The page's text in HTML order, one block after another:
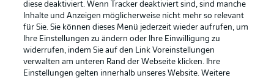
Datenschutz Nutzungsbedingungen
Kontakt Jobs
Impressum Partner
Spieler Liveticker
diese deaktiviert. Wenn Tracker deaktiviert sind, sind manche
Inhalte und Anzeigen möglicherweise nicht mehr so relevant
für Sie. Sie können dieses Menü jederzeit wieder aufrufen, um
Ihre Einstellungen zu ändern oder Ihre Einwilligung zu
widerrufen, indem Sie auf den Link Voreinstellungen
verwalten am unteren Rand der Webseite klicken. Ihre
Einstellungen gelten innerhalb unseres Website. Weitere